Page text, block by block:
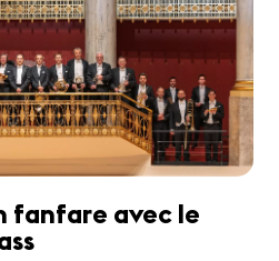
fanfare avec le